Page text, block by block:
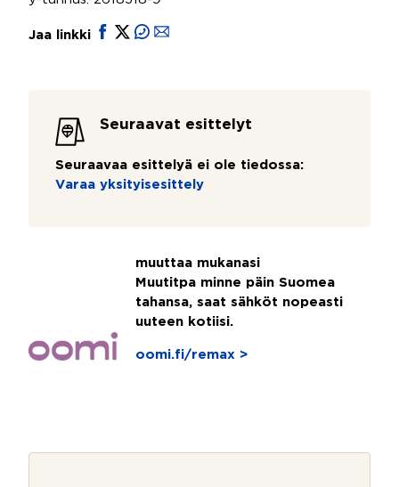
Jaa linkki
Seuraavat esittelyt
Seuraavaa esittelyä ei ole tiedossa:
Varaa yksityisesittely
muuttaa mukanasi
Muutitpa minne päin Suomea
tahansa, saat sähköt nopeasti
uuteen kotiisi.
oomi.fi/remax >